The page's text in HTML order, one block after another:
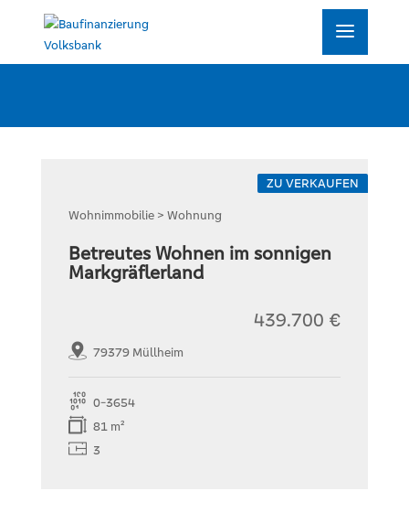
Wohnimmobilie > Wohnung
ZU VERKAUFEN
Betreutes Wohnen im sonnigen
Markgräflerland
79379 Müllheim
439.700 €
0-3654
81 m²
3